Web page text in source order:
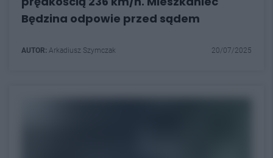
Będzina odpowie przed sądem
AUTOR: Arkadiusz Szymczak 20/07/2025